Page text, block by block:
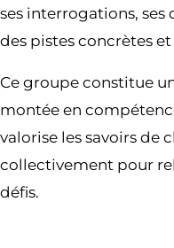
ses interrogations,
des pistes concrètes
Ce groupe constitue
montée en
valorise les savoirs de
collectivement pour
défis.